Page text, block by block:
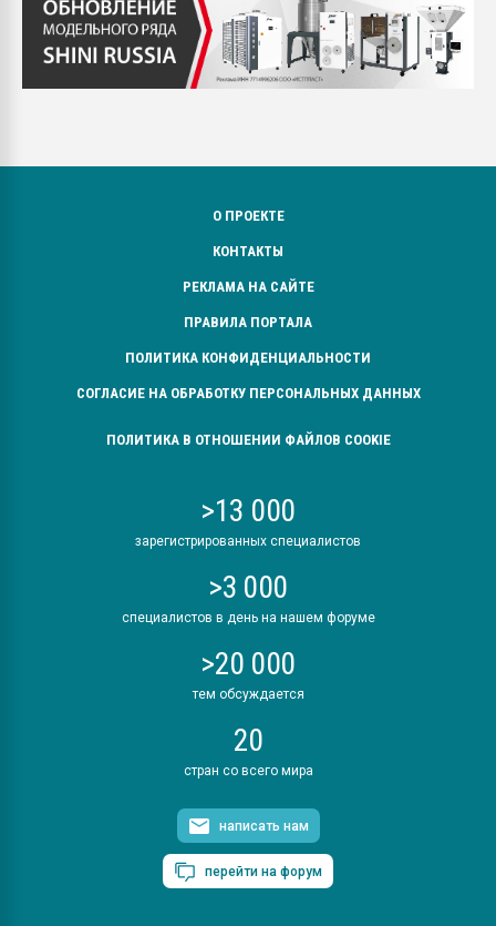
О ПРОЕКТЕ
КОНТАКТЫ
РЕКЛАМА НА САЙТЕ
ПРАВИЛА ПОРТАЛА
ПОЛИТИКА КОНФИДЕНЦИАЛЬНОСТИ
СОГЛАСИЕ НА ОБРАБОТКУ ПЕРСОНАЛЬНЫХ ДАННЫХ
ПОЛИТИКА В ОТНОШЕНИИ ФАЙЛОВ COOKIE
>13 000
зарегистрированных специалистов
>3 000
специалистов в день на нашем форуме
>20 000
тем обсуждается
20
стран со всего мира
написать нам
перейти на форум